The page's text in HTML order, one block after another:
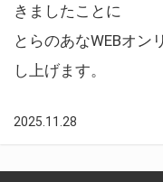
きましたことに
とらのあなWEBオン
し上げます。
2025.11.28